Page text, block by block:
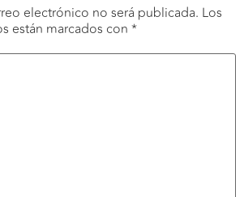
electrónico no será publicada. Los
están marcados con *